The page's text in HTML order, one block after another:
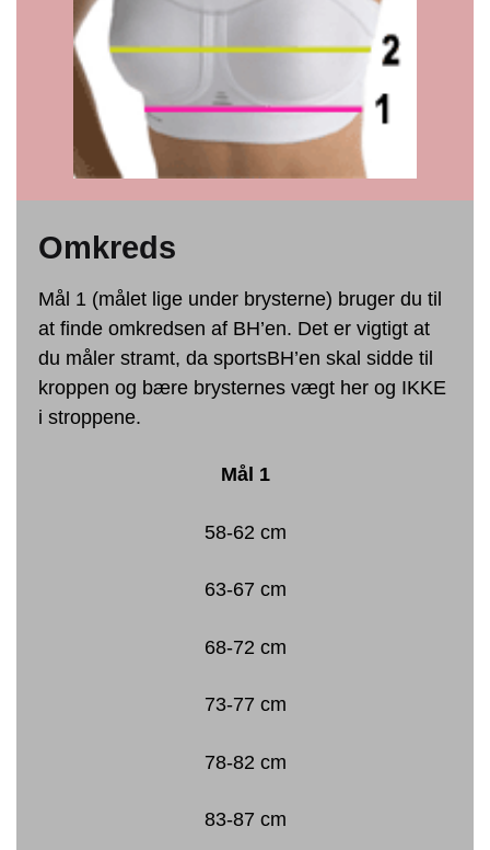
Omkreds
Mål 1 (målet lige under brysterne) bruger du til
at finde omkredsen af BH’en. Det er vigtigt at
du måler stramt, da sportsBH’en skal sidde til
kroppen og bære brysternes vægt her og IKKE
i stroppene.
Mål 1
58-62 cm
63-67 cm
68-72 cm
73-77 cm
78-82 cm
83-87 cm